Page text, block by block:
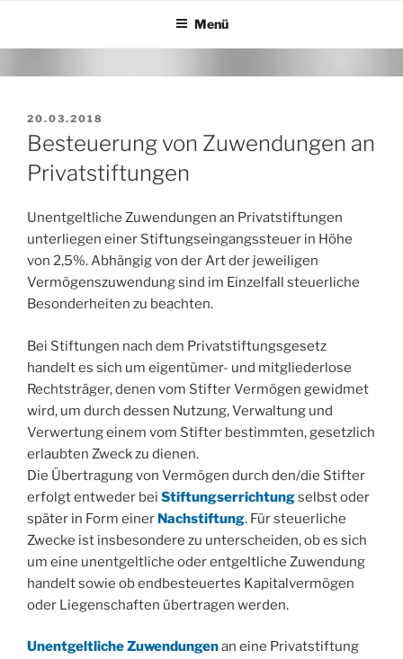
springen
Menü
VERÖFFENTLICHT
AM
20.03.2018
Besteuerung von Zuwendungen an
Privatstiftungen
Unentgeltliche Zuwendungen an Privatstiftungen
unterliegen einer Stiftungseingangssteuer in Höhe
von 2,5%. Abhängig von der Art der jeweiligen
Vermögenszuwendung sind im Einzelfall steuerliche
Besonderheiten zu beachten.
Bei Stiftungen nach dem Privatstiftungsgesetz
handelt es sich um eigentümer- und mitgliederlose
Rechtsträger, denen vom Stifter Vermögen gewidmet
wird, um durch dessen Nutzung, Verwaltung und
Verwertung einem vom Stifter bestimmten, gesetzlich
erlaubten Zweck zu dienen.
Die Übertragung von Vermögen durch den/die Stifter
erfolgt entweder bei Stiftungserrichtungselbst oder
später in Form einer Nachstiftung. Für steuerliche
Zwecke ist insbesondere zu unterscheiden, ob es sich
um eine unentgeltliche oder entgeltliche Zuwendung
handelt sowie ob endbesteuertes Kapitalvermögen
oder Liegenschaften übertragen werden.
Unentgeltliche Zuwendungenan eine Privatstiftung